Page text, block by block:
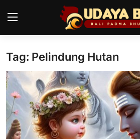
Home
Pura
Desa Adat
Tradisi
Tag: Pelindung Hutan